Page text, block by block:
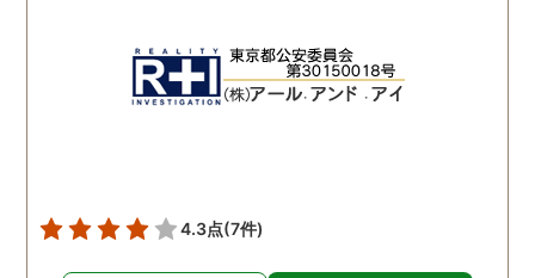
すが、自分ごとの様に考え
てくださったので、〇〇さ
んには、どんだけ救われた
きた時は一番に相談させ
いただきます 本当に、
がとうございました
4.3点(7件)